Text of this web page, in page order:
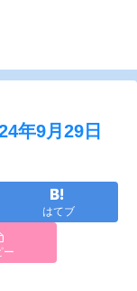
年9月29日
はてブ
ー